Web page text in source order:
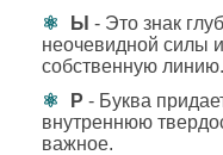
Ы - Это знак
неочевидной силы
собственную линию.
Р - Буква
внутреннюю
важное.